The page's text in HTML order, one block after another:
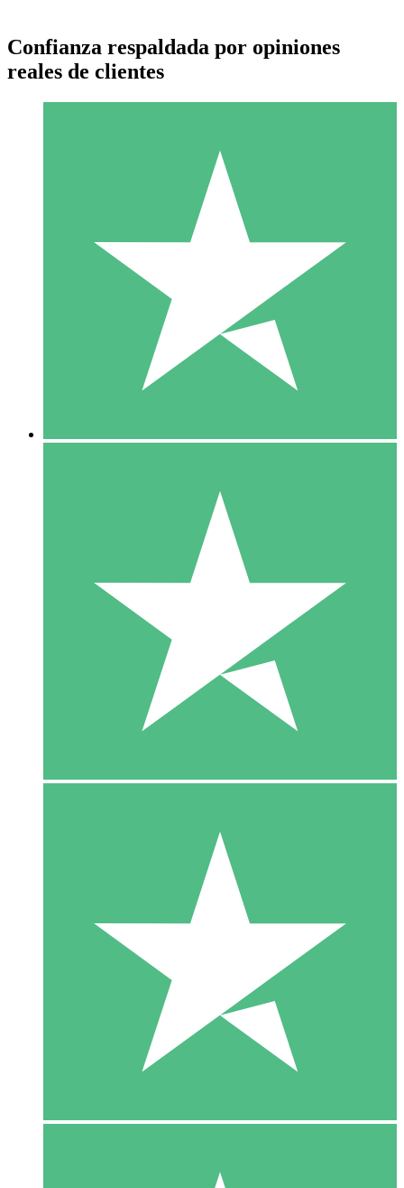
Paquetes de Créditos Individuales
Paga según el uso con créditos de descarga. Sin compromiso
10 00
10 Descargas
20 00
Confianza respaldada por opiniones
reales de clientes